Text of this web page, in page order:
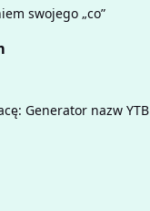
swojego „co”
Generator nazw YTB